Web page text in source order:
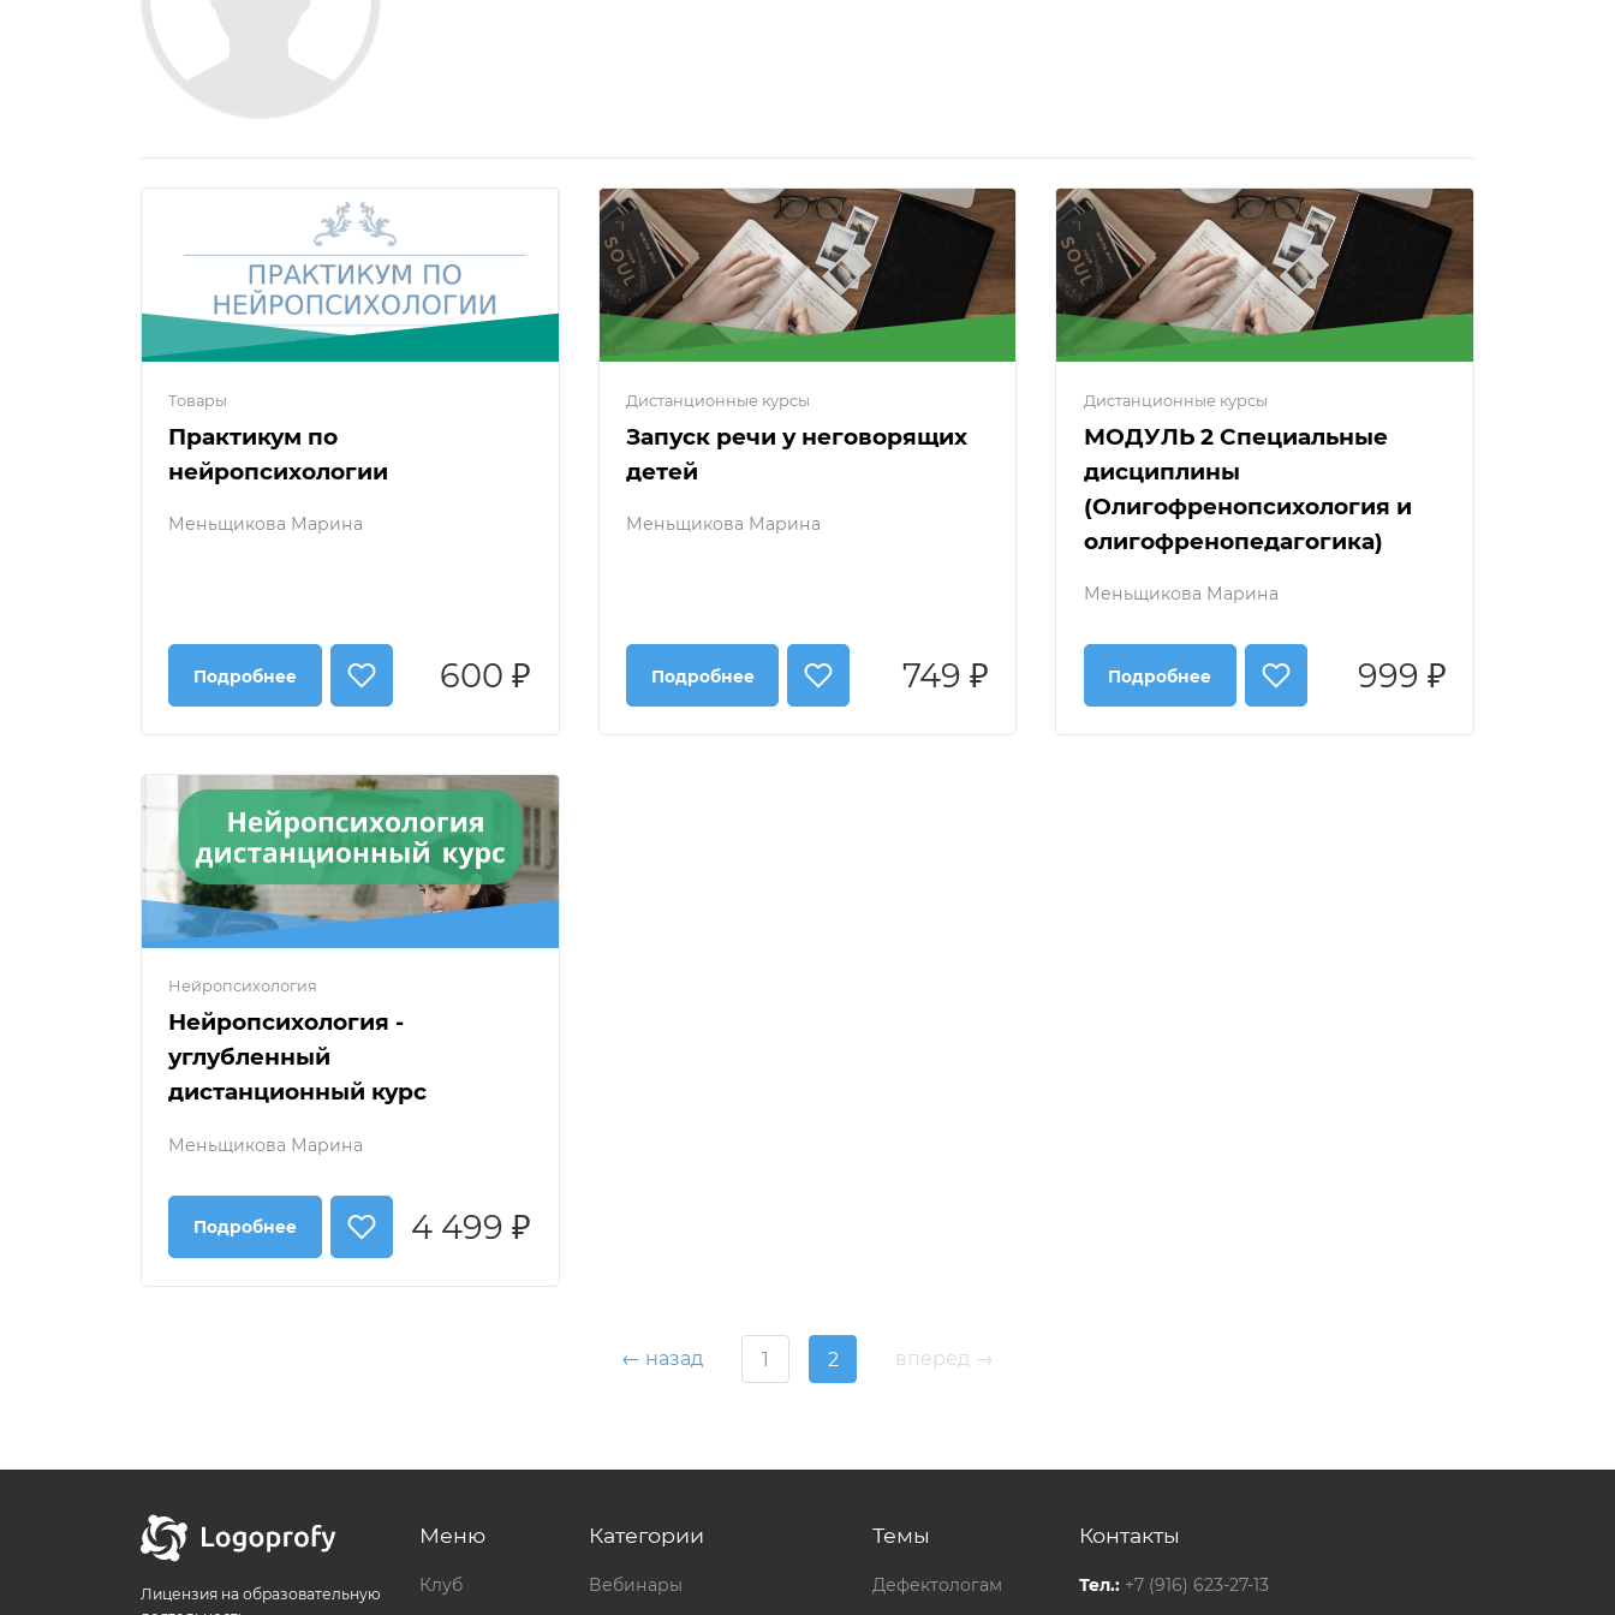
Товары
Практикум по
нейропсихологии
Меньщикова Марина
Подробнее 600 ₽
Дистанционные курсы
Запуск речи у неговорящих
детей
Меньщикова Марина
Подробнее 749 ₽
Дистанционные курсы
МОДУЛЬ 2 Специальные
дисциплины
(Олигофренопсихология и
олигофренопедагогика)
Меньщикова Марина
Подробнее 999 ₽
Нейропсихология
Нейропсихология -
углубленный
дистанционный курс
Меньщикова Марина
Подробнее 4 499 ₽
← назад 1 2 вперед →
Лицензия на образовательную
Меню
Клуб
Категории
Вебинары
Темы
Дефектологам
Контакты
Тел.: +7 (916) 623-27-13